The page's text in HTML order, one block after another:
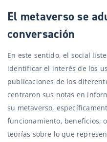
El metaverso se
conversación
En este sentido, el social
identificar el interés de los
publicaciones de los
centraron sus notas en
su metaverso,
funcionamiento, beneficios,
teorías sobre lo que